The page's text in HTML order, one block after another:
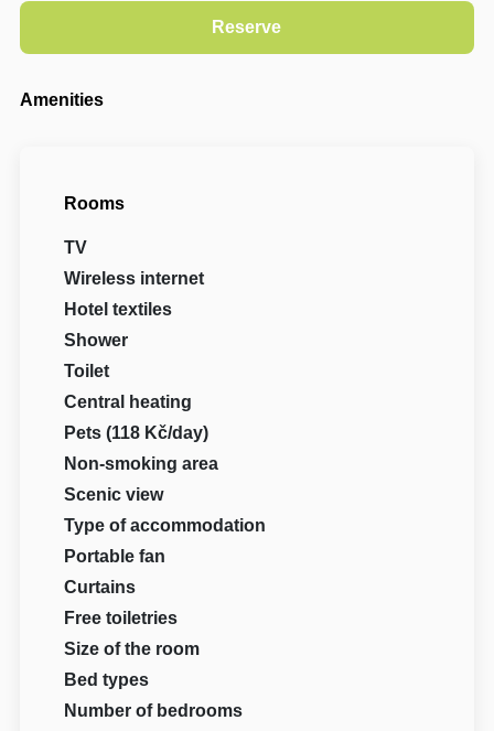
Amenities
Rooms
TV
Wireless internet
Hotel textiles
Shower
Toilet
Central heating
Pets (118 Kč/day)
Non-smoking area
Scenic view
Type of accommodation
Portable fan
Curtains
Free toiletries
Size of the room
Bed types
Number of bedrooms